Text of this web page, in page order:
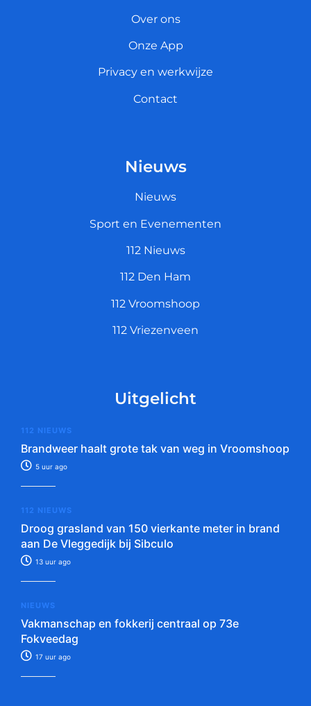
Over ons
Onze App
Privacy en werkwijze
Contact
Nieuws
Nieuws
Sport en Evenementen
112 Nieuws
112 Den Ham
112 Vroomshoop
112 Vriezenveen
Uitgelicht
112 NIEUWS
Brandweer haalt grote tak van weg in Vroomshoop
5 uur ago
112 NIEUWS
Droog grasland van 150 vierkante meter in brand
aan De Vleggedijk bij Sibculo
13 uur ago
NIEUWS
Vakmanschap en fokkerij centraal op 73e
Fokveedag
17 uur ago